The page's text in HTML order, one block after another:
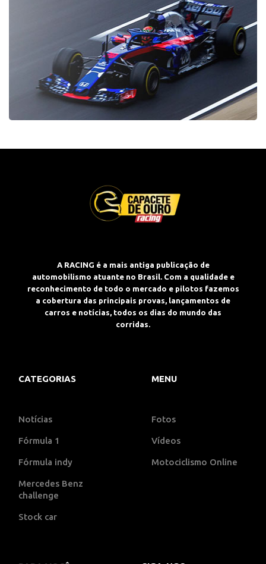
A RACING é a mais antiga publicação de
automobilismo atuante no Brasil. Com a qualidade e
reconhecimento de todo o mercado e pilotos fazemos
a cobertura das principais provas, lançamentos de
carros e notícias, todos os dias do mundo das
corridas.
CATEGORIAS
Notícias
Fórmula 1
Fórmula indy
Mercedes Benz
challenge
Stock car
MENU
Fotos
Vídeos
Motociclismo Online